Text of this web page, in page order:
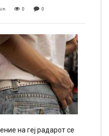
0 0
на геј радарот се